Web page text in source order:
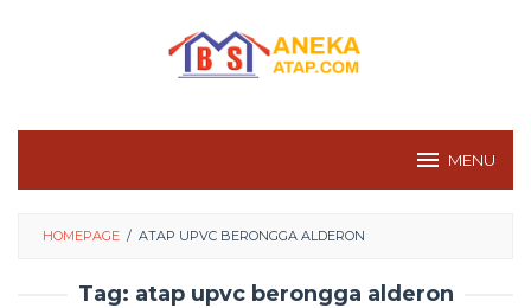
MENU
HOMEPAGE / ATAP UPVC BERONGGA ALDERON
Tag: atap upvc berongga alderon